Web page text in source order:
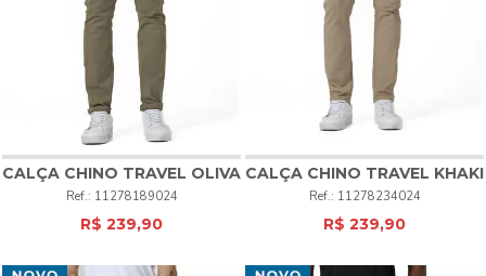
CALÇA CHINO TRAVEL OLIVA
11278189024
R$ 239,90
CALÇA CHINO TRAVEL KHAKI
11278234024
R$ 239,90